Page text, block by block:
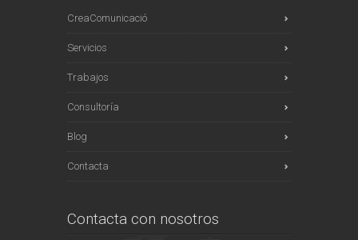
CreaComunicació
Servicios
Trabajos
Consultoría
Blog
Contacta
Contacta con nosotros